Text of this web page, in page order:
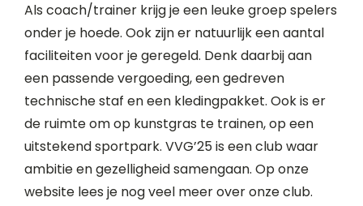
Als coach/trainer krijg je een leuke groep spelers
onder je hoede. Ook zijn er natuurlijk een aantal
faciliteiten voor je geregeld. Denk daarbij aan
een passende vergoeding, een gedreven
technische staf en een kledingpakket. Ook is er
de ruimte om op kunstgras te trainen, op een
uitstekend sportpark. VVG’25 is een club waar
ambitie en gezelligheid samengaan. Op onze
website lees je nog veel meer over onze club.